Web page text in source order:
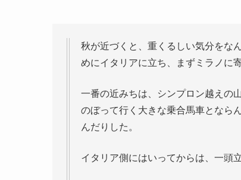
秋が近づくと、重くるしい気分をな
めにイタリアに立ち、まずミラノに
一番の近みちは、シンプロン越えの
のぼって行く大きな乗合馬車となら
んだりした。
イタリア側にはいってからは、一頭